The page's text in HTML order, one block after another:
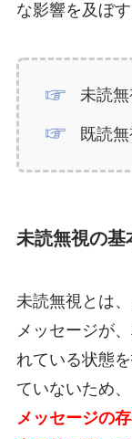
な影響を及ぼ
未読
既読
未読無視の基
未読無視とは
メッセージが
れている状態
ていないため
メッセージの